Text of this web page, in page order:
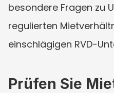
besondere Fragen zu
regulierten
einschlägigen RVD-
Prüfen Sie